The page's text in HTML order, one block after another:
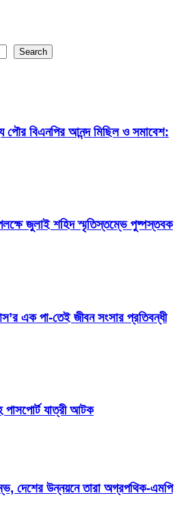
Search
বিএনপির আনন্দ মিছিল ও সমাবেশ:
জুলাই শহিদ স্মৃতিস্তম্ভে পুষ্পস্তবক
এক পা-তেই জীবন সংসার প্রতিবন্ধী
পাসপোর্ট যাত্রী আটক
দেশের উন্নয়নে তারা অগ্রপথিক-এমপি